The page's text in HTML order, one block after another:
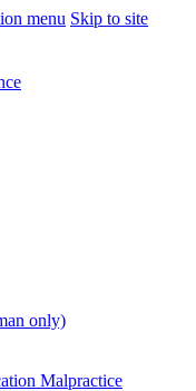
menu Skip to site
only)
Malpractice